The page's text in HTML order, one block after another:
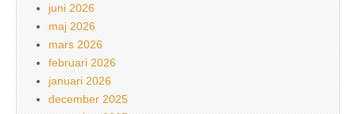
juni 2026
maj 2026
mars 2026
februari 2026
januari 2026
december 2025